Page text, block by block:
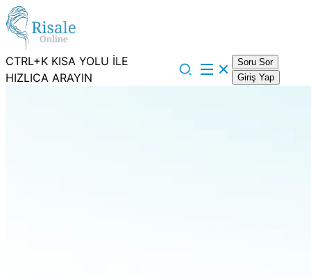
CTRL+K KISA YOLU İLE
HIZLICA ARAYIN
Soru Sor
Giriş Yap